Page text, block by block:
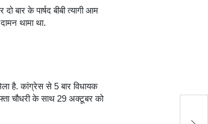
बार के पार्षद बीबी त्यागी आम
थामा था.
है. कांग्रेस से 5 बार विधायक
चौधरी के साथ 29 अक्टूबर को